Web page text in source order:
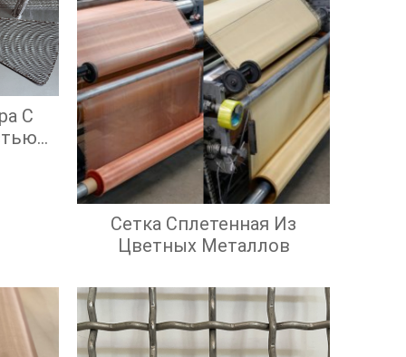
С
Сетка Сплетенная Из
Цветных Металлов